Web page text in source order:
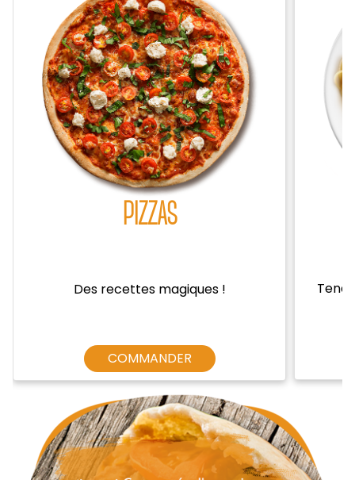
Zones de Livraison
PIZZAS
Des recettes magiques !
COMMANDER